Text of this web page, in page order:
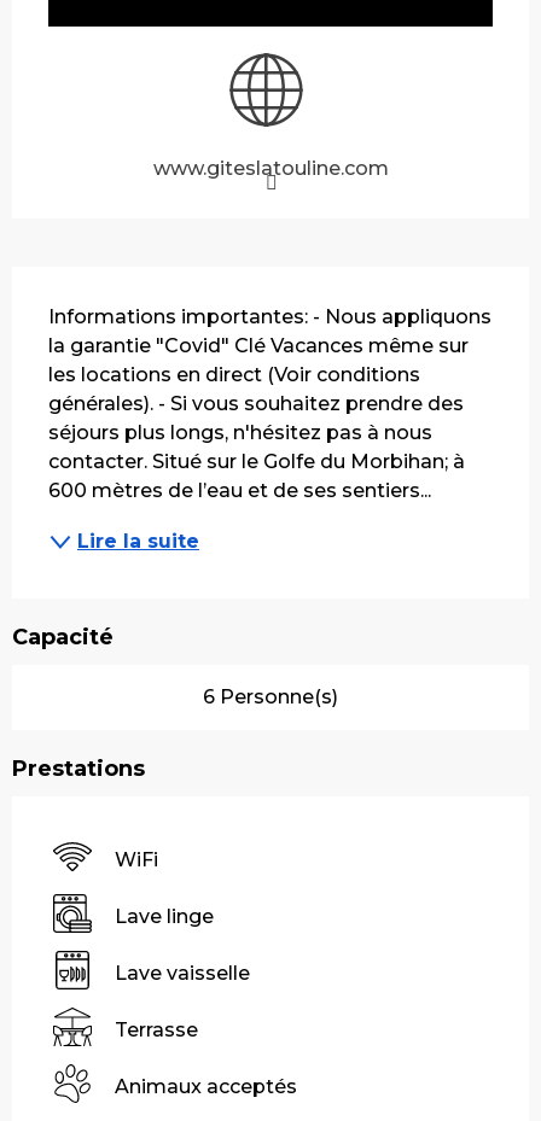
www.giteslatouline.com
Informations importantes: - Nous appliquons
la garantie "Covid" Clé Vacances même sur
les locations en direct (Voir conditions
générales). - Si vous souhaitez prendre des
séjours plus longs, n'hésitez pas à nous
contacter. Situé sur le Golfe du Morbihan; à
600 mètres de l’eau et de ses sentiers...
Lire la suite
Capacité
6 Personne(s)
Prestations
WiFi
Lave linge
Lave vaisselle
Terrasse
Animaux acceptés